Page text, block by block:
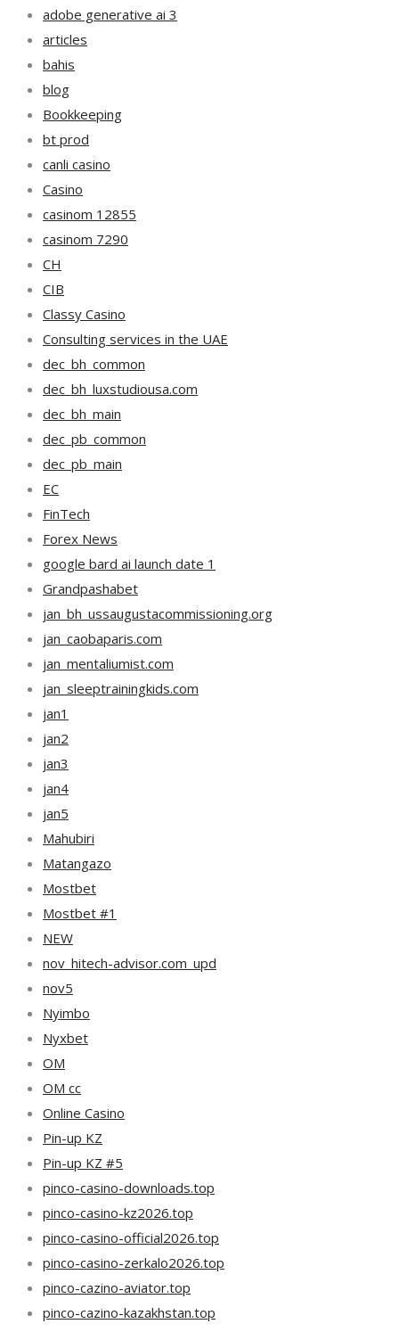
adobe generative ai 3
articles
bahis
blog
Bookkeeping
bt prod
canli casino
Casino
casinom 12855
casinom 7290
CH
CIB
Classy Casino
Consulting services in the UAE
dec_bh_common
dec_bh_luxstudiousa.com
dec_bh_main
dec_pb_common
dec_pb_main
EC
FinTech
Forex News
google bard ai launch date 1
Grandpashabet
jan_bh_ussaugustacommissioning.org
jan_caobaparis.com
jan_mentaliumist.com
jan_sleeptrainingkids.com
jan1
jan2
jan3
jan4
jan5
Mahubiri
Matangazo
Mostbet
Mostbet #1
NEW
nov_hitech-advisor.com_upd
nov5
Nyimbo
Nyxbet
OM
OM cc
Online Casino
Pin-up KZ
Pin-up KZ #5
pinco-casino-downloads.top
pinco-casino-kz2026.top
pinco-casino-official2026.top
pinco-casino-zerkalo2026.top
pinco-cazino-aviator.top
pinco-cazino-kazakhstan.top